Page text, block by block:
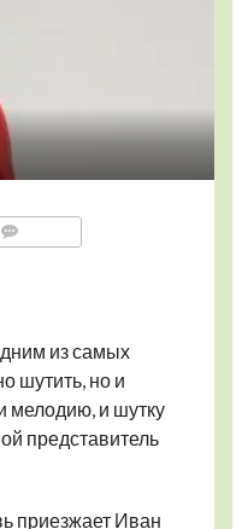
из самых
шутить, но и
мелодию, и шутку
представитель
приезжает Иван